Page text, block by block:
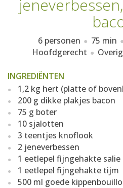
6 personen 75 min
Hoofdgerecht
INGREDIËNTEN
1,2 kg hert (platte of
200 g dikke plakjes bacon
75 g boter
10 sjalotten
3 teentjes knoflook
2 jeneverbessen
1 eetlepel fijngehakte salie
1 eetlepel fijngehakte tijm
500 ml goede